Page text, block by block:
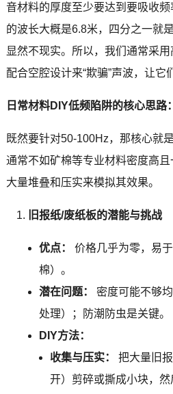
音材料的厚度至少要达到要吸收
的波长大概是6.8米，四分之一就
显然不现实。所以，我们通常采
配合空腔设计来“欺骗”声波，让它
日常材料DIY低频陷阱的核心思路
既然要针对50-100Hz，那核心就
通常不如矿棉等专业材料密度高
大量堆叠和压实来模拟其效果。
旧报纸/废纸板的潜能与挑战
优点：
价格几乎为零，易
棉）。
潜在问题：
密度可能不够
处理）；防潮防虫是关键。
DIY方法：
收集与压实：
把大量旧
开）剪碎或撕成小块，